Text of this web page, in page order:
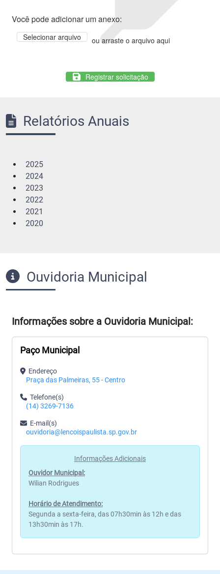
Você pode adicionar um anexo:
Selecionar arquivo ou arraste o arquivo aqui
Registrar solicitação
Relatórios Anuais
2025
2024
2023
2022
2021
2020
Ouvidoria Municipal
Informações sobre a Ouvidoria Municipal:
Paço Municipal
Endereço
Praça das Palmeiras, 55 - Centro
Telefone(s)
(14) 3269-7136
E-mail(s)
ouvidoria@lencoispaulista.sp.gov.br
Informações Adicionais
Ouvidor Municipal:
Wilian Rodrigues
Horário de Atendimento:
Segunda a sexta-feira, das 07h30min às 12h e das
13h30min às 17h.